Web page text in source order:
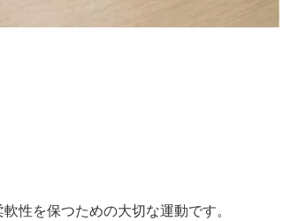
性を保つための大切な運動です。